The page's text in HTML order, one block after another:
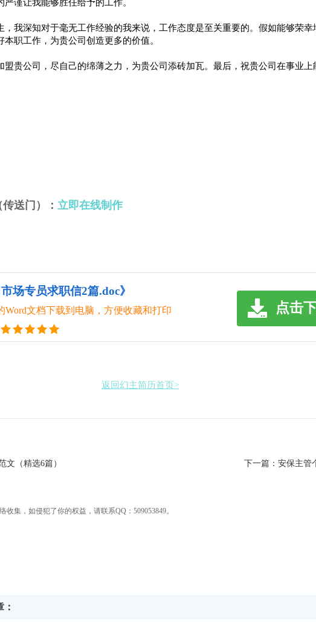
谨让我能够胜任给予的工作。
深知对于毫无工作经验的我来说，工作态度是至关重要的。假如能够荣幸
职工作，为贵公司创造更多的价值。
公司，尽自己的绵薄之力，为贵公司添砖加瓦。最后，祝贵公司在事业上
送门）： 立即在线制作
市场专员求职信2篇.doc》
Word文档下载到电脑，方便收藏和打印 点击
返回幻主简历首页>
文（精选6篇） 下一篇： 安保主管
收集，如侵犯了你的权益，请联系QQ：509053849。